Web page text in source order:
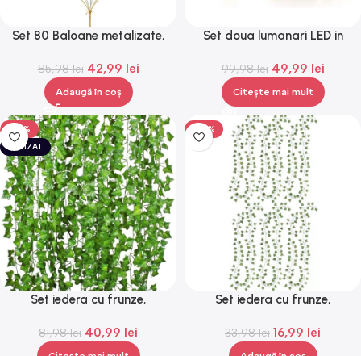
Set 80 Baloane metalizate,
85,98lei 42,99 lei
Adaugă în coș
Set doua lumanari LED in
99,98lei 49,99 lei
Citește mai mult
-50%
EPUIZAT
Set iedera cu frunze,
Gonga®
81,98lei 40,99 lei
-50%
Set iedera cu frunze,
Gonga®
33,98lei 16,99 lei